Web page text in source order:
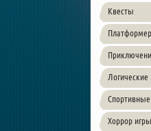
Квесты
Логические
Хоррор игры